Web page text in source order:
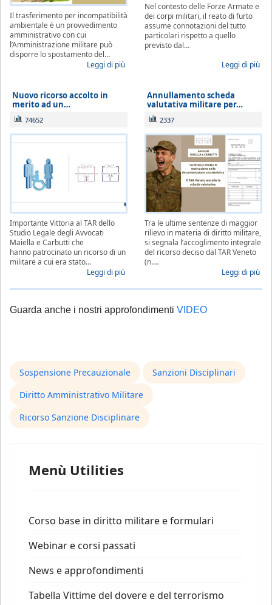
Il trasferimento per incompatibilità
ambientale è un provvedimento
amministrativo con cui
l’Amministrazione militare può
disporre lo spostamento del…
Leggi di più
Nel contesto delle Forze Armate e
dei corpi militari, il reato di furto
assume connotazioni del tutto
particolari rispetto a quello
previsto dal…
Leggi di più
Nuovo ricorso accolto in
merito ad un…
74652
Importante Vittoria al TAR dello
Studio Legale degli Avvocati
Maiella e Carbutti che
hanno patrocinato un ricorso di un
militare a cui era stato…
Leggi di più
Annullamento scheda
valutativa militare per…
2337
Tra le ultime sentenze di maggior
rilievo in materia di diritto militare,
si segnala l’accoglimento integrale
del ricorso deciso dal TAR Veneto
(n.…
Leggi di più
Guarda anche i nostri approfondimenti VIDEO
Sospensione Precauzionale
Sanzioni Disciplinari
Diritto Amministrativo Militare
Ricorso Sanzione Disciplinare
Menù Utilities
Corso base in diritto militare e formulari
Webinar e corsi passati
News e approfondimenti
Tabella Vittime del dovere e del terrorismo